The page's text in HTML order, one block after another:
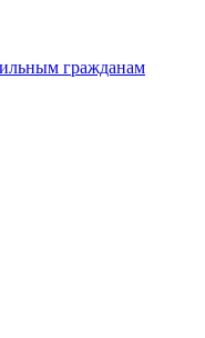
гражданам